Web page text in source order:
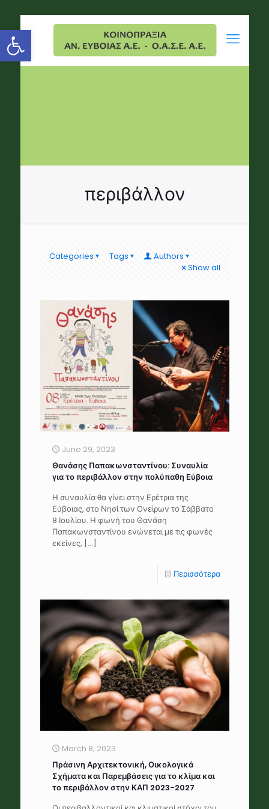
Open toolbar
περιβάλλον
Categories Tags
Authors
Show all
June 29, 2023
Θανάσης Παπακωνσταντίνου: Συναυλία
για το περιβάλλον στην πολύπαθη Εύβοια
Η συναυλία θα γίνει στην Ερέτρια της
Εύβοιας, στο Νησί των Ονείρων το Σάββατο
8 Ιουλίου. Η φωνή του Θανάση
Παπακωνσταντίνου ενώνεται µε τις φωνές
εκείνες, […]
Περισσότερα
March 8, 2023
Πράσινη Αρχιτεκτονική, Οικολογικά
Σχήματα και Παρεμβάσεις για το κλίμα και
το περιβάλλον στην ΚΑΠ 2023-2027